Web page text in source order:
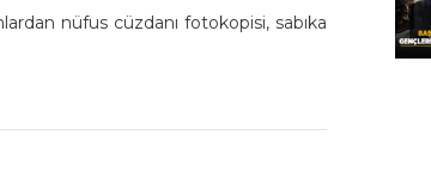
nüfus cüzdanı fotokopisi, sabıka